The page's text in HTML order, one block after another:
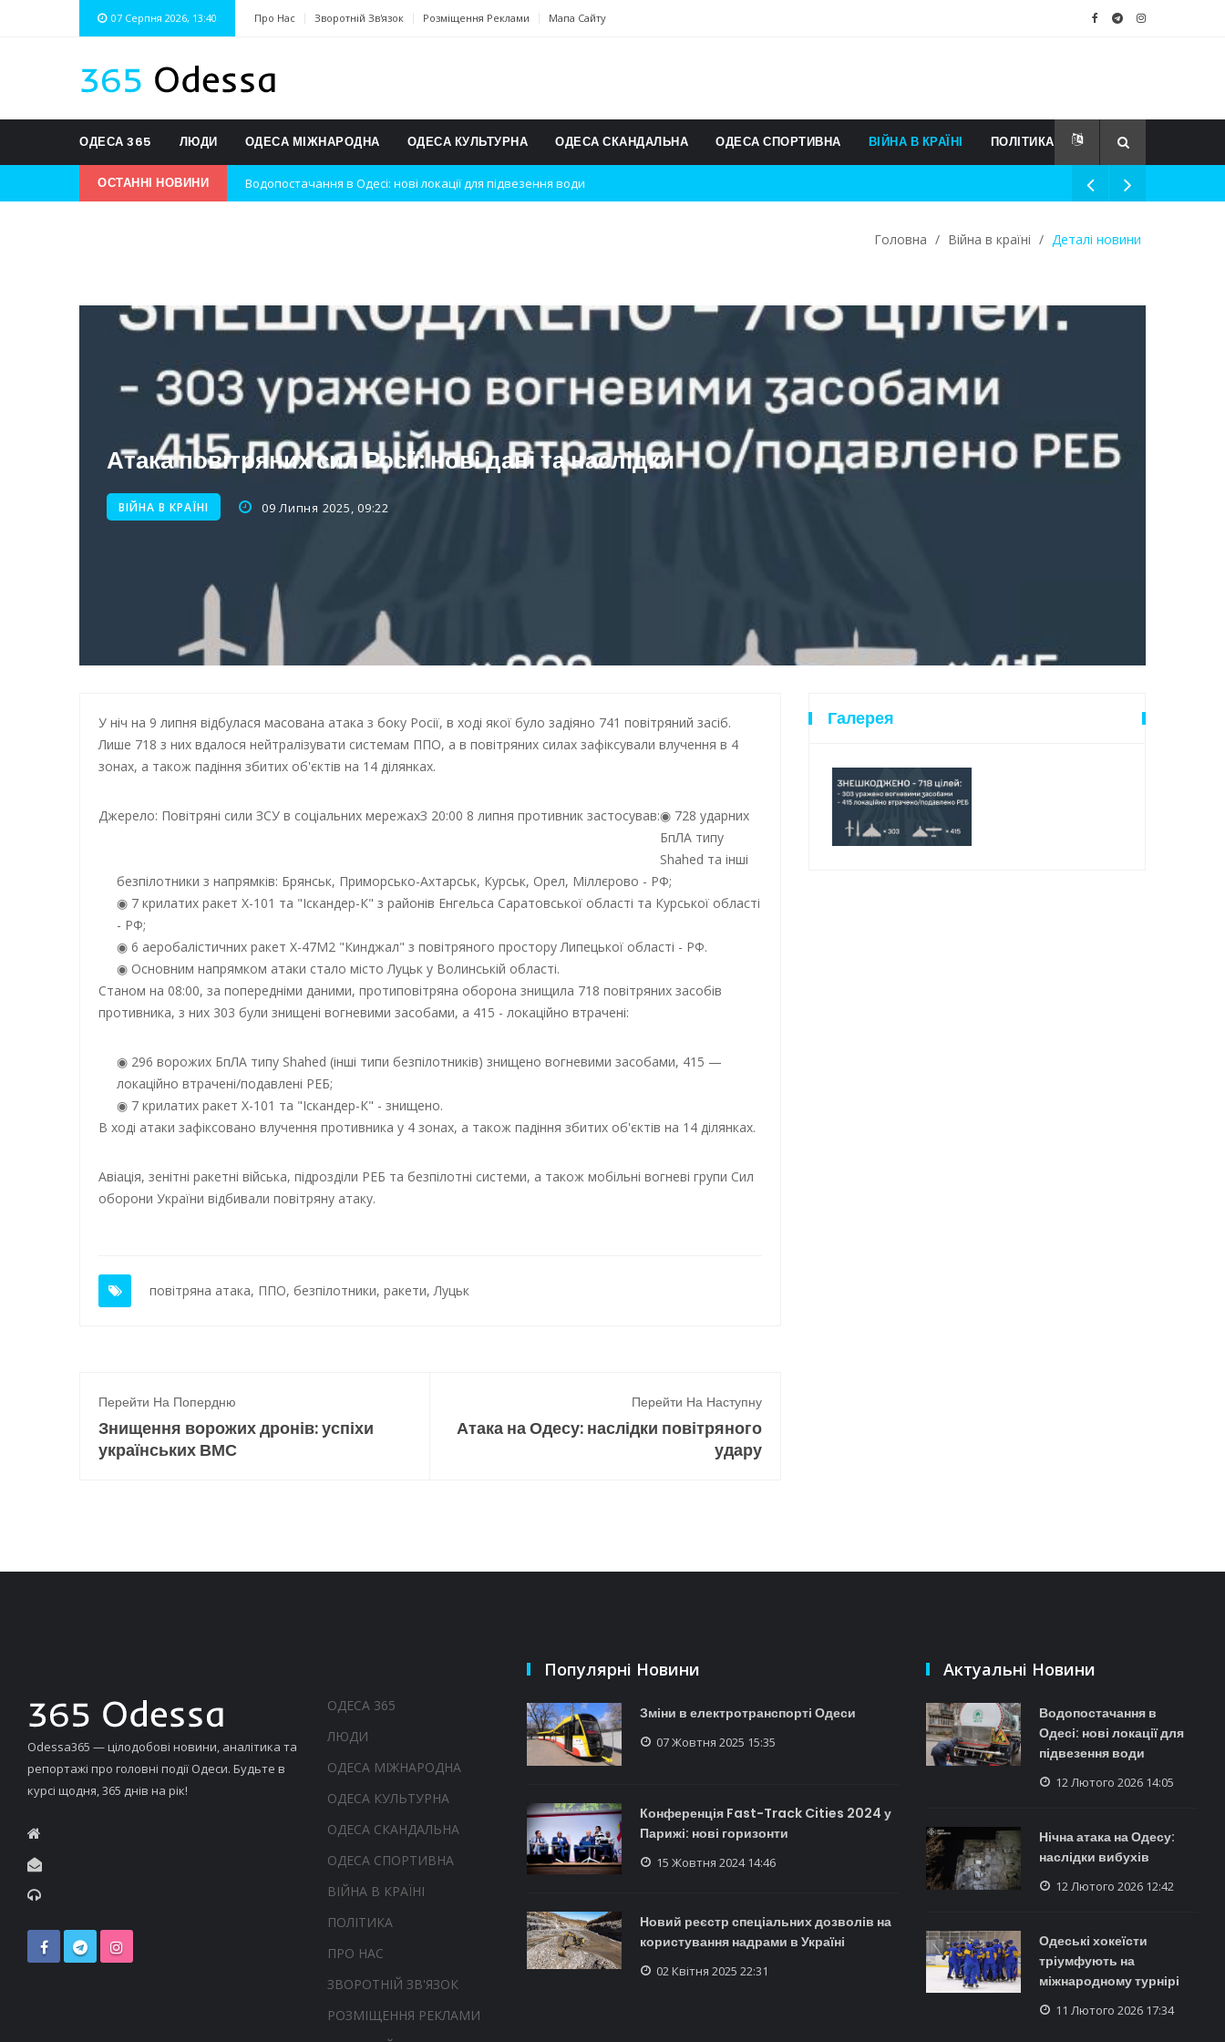
07 Серпня 2026, 13:40 Про Нас Зворотній Зв'язок Розміщення Реклами Мапа Сайту
ОДЕСА 365 ЛЮДИ ОДЕСА МІЖНАРОДНА ОДЕСА КУЛЬТУРНА ОДЕСА СКАНДАЛЬНА ОДЕСА СПОРТИВНА ВІЙНА В КРАЇНІ ПОЛІТИКА
ОСТАННІ НОВИНИ
Успіхи одеситів на європейському чемпіонаті з карате
Інтеграція ветеранів в українське суспільство
Нічна атака на Одесу: наслідки обстрілу
Енергетична підтримка для Одеси
Головна / Війна в країні / Деталі новини
Атака повітряних сил Росії: нові дані та наслідки
ВІЙНА В КРАЇНІ 09 Липня 2025, 09:22
У ніч на 9 липня відбулася масована атака з боку Росії, в ході якої було задіяно 741 повітряний засіб.
Лише 718 з них вдалося нейтралізувати системам ППО, а в повітряних силах зафіксували влучення в 4
зонах, а також падіння збитих об'єктів на 14 ділянках.
Джерело: Повітряні сили ЗСУ в соціальних мережахЗ 20:00 8 липня противник застосував:
728 ударних
БпЛА типу
Shahed та інші
безпілотники з напрямків: Брянськ, Приморсько-Ахтарськ, Курськ, Орел, Міллєрово - РФ;
7 крилатих ракет Х-101 та "Іскандер-К" з районів Енгельса Саратовської області та Курської області
- РФ;
6 аеробалістичних ракет Х-47М2 "Кинджал" з повітряного простору Липецької області - РФ.
Основним напрямком атаки стало місто Луцьк у Волинській області.
Станом на 08:00, за попередніми даними, протиповітряна оборона знищила 718 повітряних засобів
противника, з них 303 були знищені вогневими засобами, а 415 - локаційно втрачені:
296 ворожих БпЛА типу Shahed (інші типи безпілотників) знищено вогневими засобами, 415 —
локаційно втрачені/подавлені РЕБ;
7 крилатих ракет Х-101 та "Іскандер-К" - знищено.
В ході атаки зафіксовано влучення противника у 4 зонах, а також падіння збитих об'єктів на 14 ділянках.
Авіація, зенітні ракетні війська, підрозділи РЕБ та безпілотні системи, а також мобільні вогневі групи Сил
оборони України відбивали повітряну атаку.
повітряна атака, ППО, безпілотники, ракети,Луцьк
Перейти На Попердню
Знищення ворожих дронів: успіхи
українських ВМС
Перейти На Наступну
Атака на Одесу: наслідки повітряного
удару
Галерея
Odessa365 — цілодобові новини, аналітика та
репортажі про головні події Одеси. Будьте в
курсі щодня, 365 днів на рік!
ОДЕСА 365
ЛЮДИ
ОДЕСА МІЖНАРОДНА
ОДЕСА КУЛЬТУРНА
ОДЕСА СКАНДАЛЬНА
ОДЕСА СПОРТИВНА
ВІЙНА В КРАЇНІ
ПОЛІТИКА
ПРО НАС
ЗВОРОТНІЙ ЗВ'ЯЗОК
РОЗМІЩЕННЯ РЕКЛАМИ
Популярні Новини
Зміни в електротранспорті Одеси
07 Жовтня 2025 15:35
Конференція Fast-Track Cities 2024 у
Парижі: нові горизонти
15 Жовтня 2024 14:46
Новий реєстр спеціальних дозволів на
користування надрами в Україні
02 Квітня 2025 22:31
Актуальні Новини
Водопостачання в
Одесі: нові локації для
підвезення води
12 Лютого 2026 14:05
Нічна атака на Одесу:
наслідки вибухів
12 Лютого 2026 12:42
Одеські хокеїсти
тріумфують на
міжнародному турнірі
11 Лютого 2026 17:34